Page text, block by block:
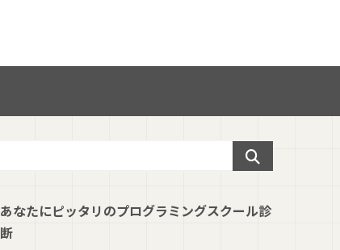
あなたにピッタリのプログラミングスクール診
断